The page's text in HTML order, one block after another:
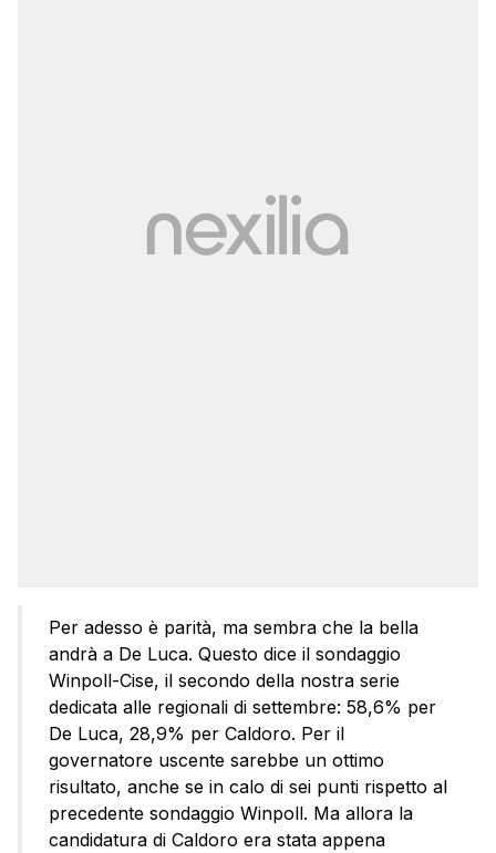
Per adesso è parità, ma sembra che la bella
andrà a De Luca. Questo dice il sondaggio
Winpoll-Cise, il secondo della nostra serie
dedicata alle regionali di settembre: 58,6% per
De Luca, 28,9% per Caldoro. Per il
governatore uscente sarebbe un ottimo
risultato, anche se in calo di sei punti rispetto al
precedente sondaggio Winpoll. Ma allora la
candidatura di Caldoro era stata appena